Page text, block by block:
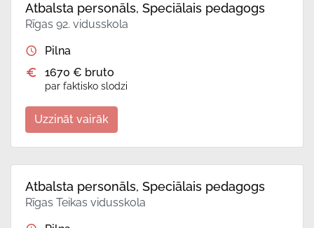
Atbalsta personāls, Speciālais pedagogs
Rīgas 92. vidusskola
Pilna
1670 € bruto
par faktisko slodzi
Uzzināt vairāk
Atbalsta personāls, Speciālais pedagogs
Rīgas Teikas vidusskola